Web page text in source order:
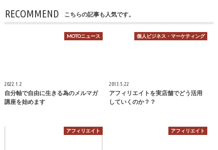
RECOMMEND こちらの記事も人気です。
MOTOニュース
2022.1.2
自分軸で自由に生きる為のメルマガ
講座を始めます
個人ビジネス・マーケティング
2013.5.22
アフィリエイトを実店舗でどう活用
していくのか？？
アフィリエイト アフィリエイト